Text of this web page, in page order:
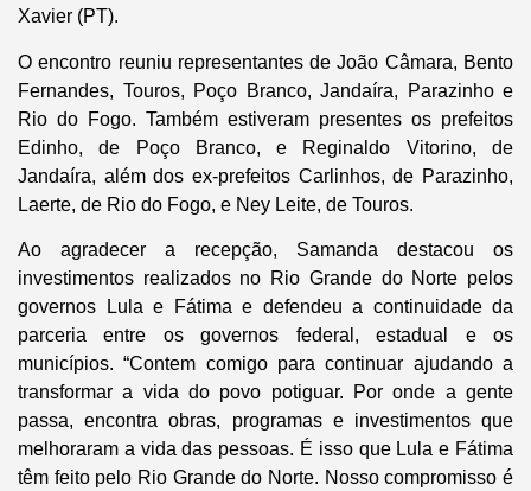
Xavier (PT).
O encontro reuniu representantes de João Câmara, Bento
Fernandes, Touros, Poço Branco, Jandaíra, Parazinho e
Rio do Fogo. Também estiveram presentes os prefeitos
Edinho, de Poço Branco, e Reginaldo Vitorino, de
Jandaíra, além dos ex-prefeitos Carlinhos, de Parazinho,
Laerte, de Rio do Fogo, e Ney Leite, de Touros.
Ao agradecer a recepção, Samanda destacou os
investimentos realizados no Rio Grande do Norte pelos
governos Lula e Fátima e defendeu a continuidade da
parceria entre os governos federal, estadual e os
municípios. “Contem comigo para continuar ajudando a
transformar a vida do povo potiguar. Por onde a gente
passa, encontra obras, programas e investimentos que
melhoraram a vida das pessoas. É isso que Lula e Fátima
têm feito pelo Rio Grande do Norte. Nosso compromisso é